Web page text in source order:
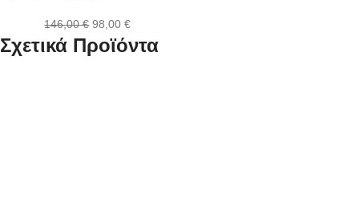
146,00€ 98,00€
Σχετικά Προϊόντα